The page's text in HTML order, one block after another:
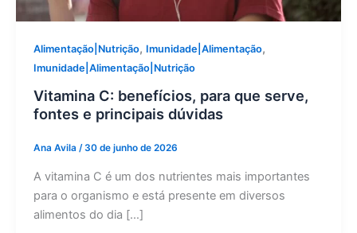
Alimentação|Nutrição, Imunidade|Alimentação,
Imunidade|Alimentação|Nutrição
Vitamina C: benefícios, para que serve,
fontes e principais dúvidas
Ana Avila /30 de junho de 2026
A vitamina C é um dos nutrientes mais importantes
para o organismo e está presente em diversos
alimentos do dia […]